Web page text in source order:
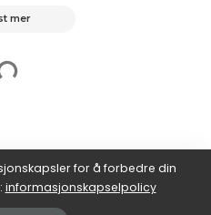
mer
for å forbedre din
informasjonskapselpolicy